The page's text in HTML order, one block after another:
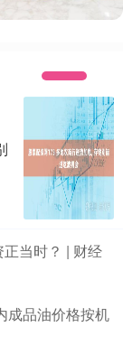
当时？ | 财经
成品油价格按机